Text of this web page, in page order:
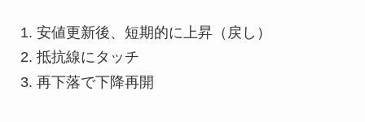
安値更新後、短期的に上昇（戻し）
抵抗線にタッチ
再下落で下降再開